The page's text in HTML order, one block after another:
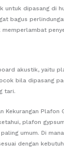
untuk dipasang di
bagus
akustik, yaitu
bila dipasang
tari.
Kekurangan Plafon
plafon
umum. Di
dengan